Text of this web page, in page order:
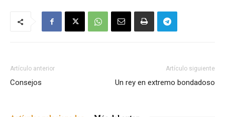
Artículo anterior
Consejos
Artículo siguiente
Un rey en extremo bondadoso